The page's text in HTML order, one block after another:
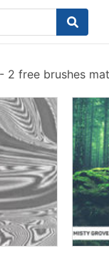
- 2 free brushes